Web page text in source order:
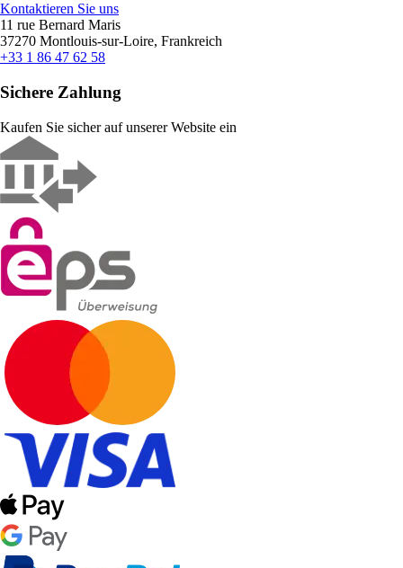
Kontaktieren Sie uns
11 rue Bernard Maris
37270 Montlouis-sur-Loire, Frankreich
+33 1 86 47 62 58
Sichere Zahlung
Kaufen Sie sicher auf unserer Website ein